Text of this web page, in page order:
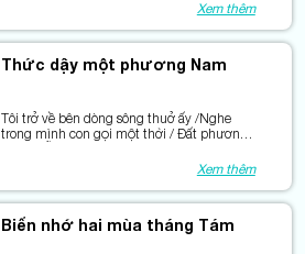
Xem thêm
Thức dậy một phương Nam
Tôi trở về bên dòng sông thuở ấy /Nghe
trong mình con gọi một thời / Đất phương
Xem thêm
Biển nhớ hai mùa tháng Tám